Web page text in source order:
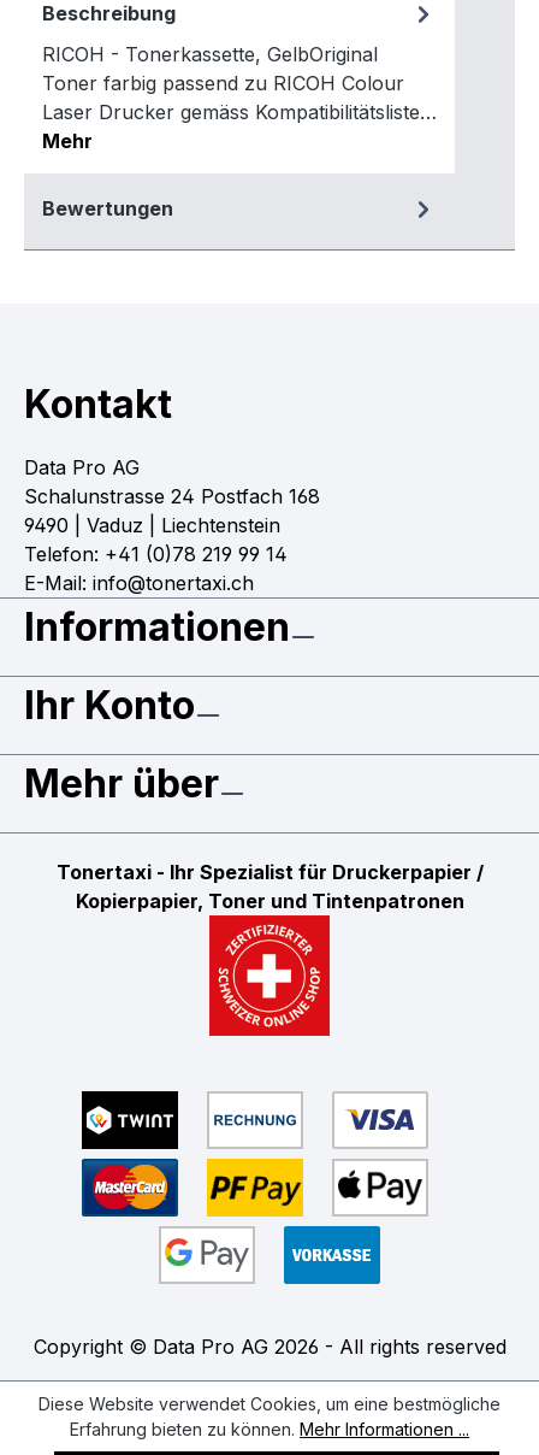
Beschreibung
RICOH - Tonerkassette, GelbOriginal
Toner farbig passend zu RICOH Colour
Laser Drucker gemäss Kompatibilitätsliste…
Mehr
Bewertungen
Kontakt
Data Pro AG
Schalunstrasse 24 Postfach 168
9490 | Vaduz | Liechtenstein
Telefon: +41 (0)78 219 99 14
E-Mail: info@tonertaxi.ch
Informationen
Ihr Konto
Mehr über
Tonertaxi - Ihr Spezialist für Druckerpapier /
Kopierpapier, Toner und Tintenpatronen
Copyright © Data Pro AG 2026 - All rights reserved
Diese Website verwendet Cookies, um eine bestmögliche
Erfahrung bieten zu können. Mehr Informationen ...